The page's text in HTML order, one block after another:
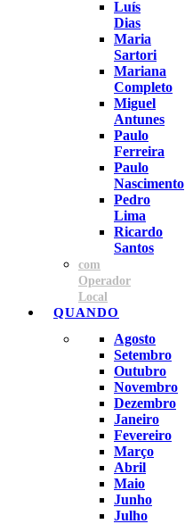
Luís
Dias
Maria
Sartori
Mariana
Completo
Miguel
Antunes
Paulo
Ferreira
Paulo
Nascimento
Pedro
Lima
Ricardo
Santos
com
Operador
Local
QUANDO
Agosto
Setembro
Outubro
Novembro
Dezembro
Janeiro
Fevereiro
Março
Abril
Maio
Junho
Julho